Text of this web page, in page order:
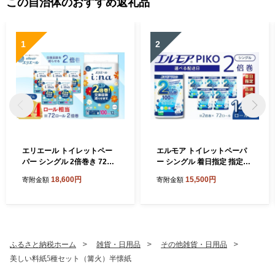
1
エリエール トイレットペー
パー シングル 2倍巻き 72ロ
Ｒ （シングル・100ｍ） × 6
寄附金額 18,600円
2
エルモア トイレットペーパ
ー シングル 着日指定 指定日
巻き ピュアパルプ100% エ
寄附金額 15,500円
ふるさと納税ホーム 雑貨・日用品
その他雑貨・日用品
美しい料紙5種セット（篝火）半懐紙